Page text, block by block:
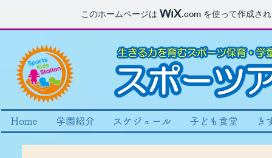
このホームページは .com を使って作成さ
Home 学園紹介 スケジュール 子ども食堂 き